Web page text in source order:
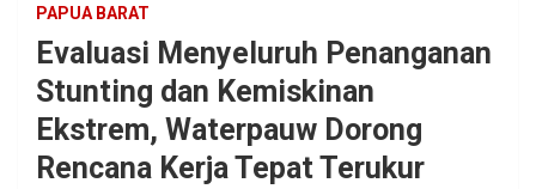
PAPUA BARAT
Evaluasi Menyeluruh Penanganan
Stunting dan Kemiskinan
Ekstrem, Waterpauw Dorong
Rencana Kerja Tepat Terukur